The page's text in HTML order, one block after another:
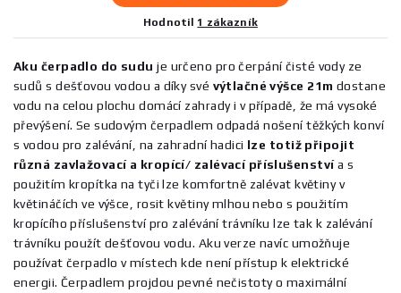
Hodnotil 1 zákazník
Aku čerpadlo do sudu je určeno pro čerpání čisté vody ze
sudů s dešťovou vodou a díky své výtlačné výšce 21m dostane
vodu na celou plochu domácí zahrady i v případě, že má vysoké
převýšení. Se sudovým čerpadlem odpadá nošení těžkých konví
s vodou pro zalévání, na zahradní hadici lze totiž připojit
různá zavlažovací a kropící/ zalévací příslušenstvía s
použitím kropítka na tyči lze komfortně zalévat květiny v
květináčích ve výšce, rosit květiny mlhou nebo s použitím
kropícího příslušenství pro zalévání trávníku lze tak k zalévání
trávníku použít dešťovou vodu. Aku verze navíc umožňuje
používat čerpadlo v místech kde není přístup k elektrické
energii. Čerpadlem projdou pevné nečistoty o maximální